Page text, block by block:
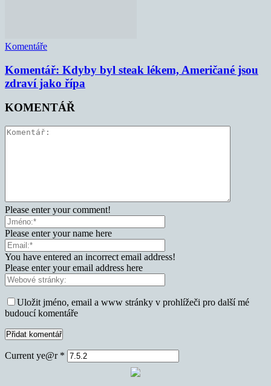
Komentáře
Komentář: Kdyby byl steak lékem, Američané jsou
zdraví jako řípa
KOMENTÁŘ
Please enter your comment!
Please enter your name here
You have entered an incorrect email address!
Please enter your email address here
Uložit jméno, email a www stránky v prohlížeči pro další mé
budoucí komentáře
Current ye@r *